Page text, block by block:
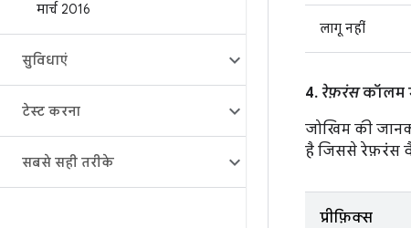
मार्च 2016
सुविधाएं
टेस्ट करना
सबसे सही तरीके
लागू नहीं
4. रेफ़रंसकॉलम
जोखिम की
है जिससे रेफ़रंस
प्रीफ़िक्स